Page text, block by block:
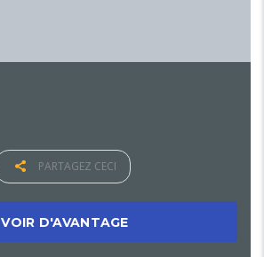
PARTAGEZ CECI
VOIR D'AVANTAGE